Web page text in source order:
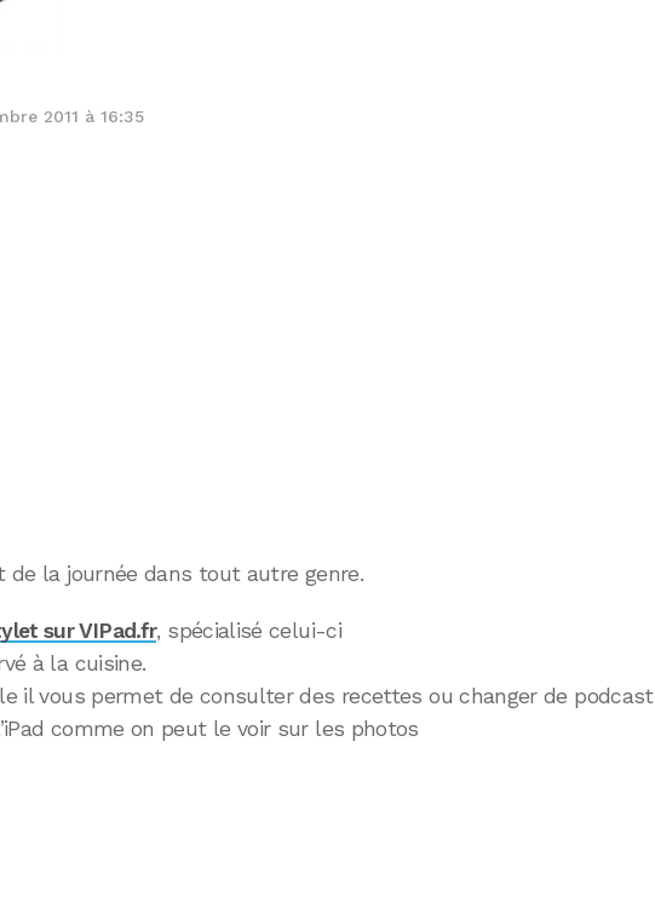
2011 à 16:35
de la journée dans tout autre genre.
sur VIPad.fr, spécialisé celui-ci
à la cuisine.
il vous permet de consulter des recettes ou changer de podcast
comme on peut le voir sur les photos